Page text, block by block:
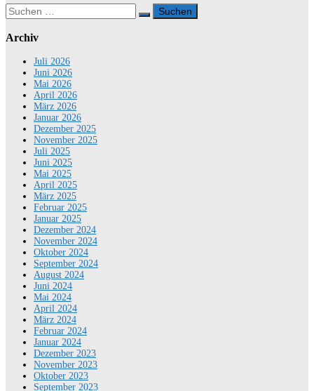
Suchen
nach:
Archiv
Juli 2026
Juni 2026
Mai 2026
April 2026
März 2026
Januar 2026
Dezember 2025
November 2025
Juli 2025
Juni 2025
Mai 2025
April 2025
März 2025
Februar 2025
Januar 2025
Dezember 2024
November 2024
Oktober 2024
September 2024
August 2024
Juni 2024
Mai 2024
April 2024
März 2024
Februar 2024
Januar 2024
Dezember 2023
November 2023
Oktober 2023
September 2023